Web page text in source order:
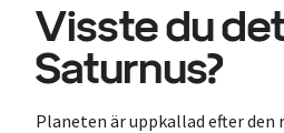
Visste du
Saturnus?
Planeten är uppkallad efter den